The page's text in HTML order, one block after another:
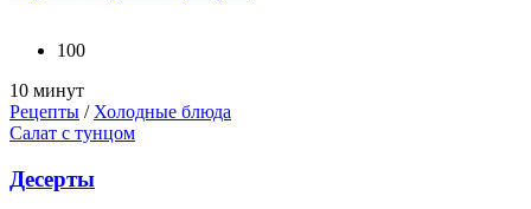
100
10 минут
Рецепты / Холодные блюда
Салат с тунцом
Десерты